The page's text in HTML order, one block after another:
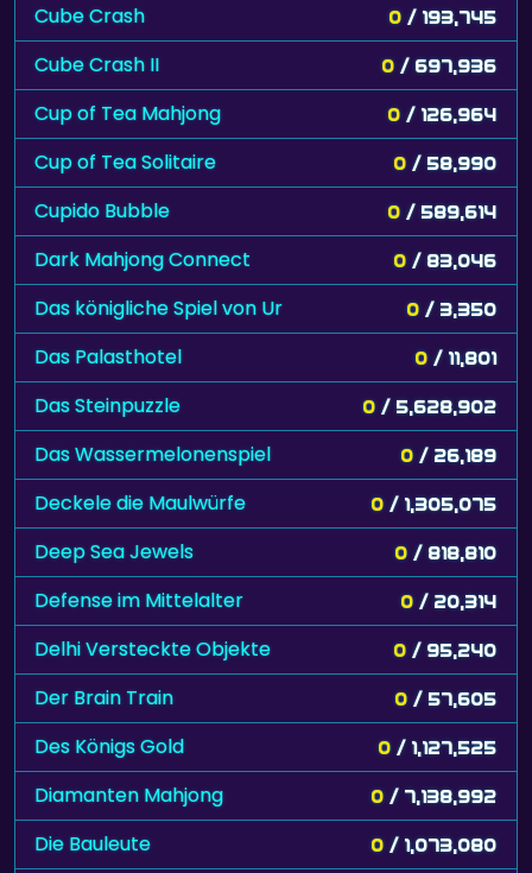
Cube Crash 0 / 193,745
Cube Crash II 0 / 697,936
Cup of Tea Mahjong 0 / 126,964
Cup of Tea Solitaire 0 / 58,990
Cupido Bubble 0 / 589,614
Dark Mahjong Connect 0 / 83,046
Das königliche Spiel von Ur 0 / 3,350
Das Palasthotel 0 / 11,801
Das Steinpuzzle 0 / 5,628,902
Das Wassermelonenspiel 0 / 26,189
Deckele die Maulwürfe 0 / 1,305,075
Deep Sea Jewels 0 / 818,810
Defense im Mittelalter 0 / 20,314
Delhi Versteckte Objekte 0 / 95,240
Der Brain Train 0 / 57,605
Des Königs Gold 0 / 1,127,525
Diamanten Mahjong 0 / 7,138,992
Die Bauleute 0 / 1,073,080